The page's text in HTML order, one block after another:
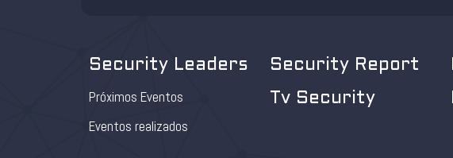
Security Leaders
Próximos Eventos
Eventos realizados
Security Report
Tv Security